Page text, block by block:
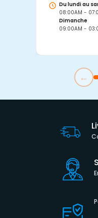
Du lundi au
08:00AM -
Dimanche
09:00AM -
←